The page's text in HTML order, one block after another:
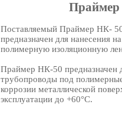
Поставляемый Праймер НК-
предназначен для нанесения
полимерную изоляционную
Праймер НК-50 предназначен
трубопроводы под
коррозии металлической
эксплуатации до +60°C.